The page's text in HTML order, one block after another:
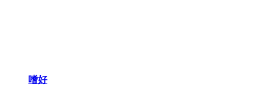
嗜好